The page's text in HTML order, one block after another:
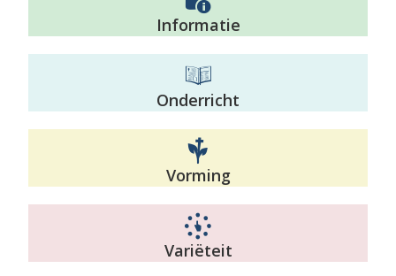
Informatie
Onderricht
Vorming
Variëteit